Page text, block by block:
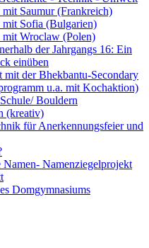
mit Saumur (Frankreich)
mit Sofia (Bulgarien)
mit Wroclaw (Polen)
der Jahrgangs 16: Ein
einüben
mit der Bhekbantu-Secondary
u.a. mit Kochaktion)
Bouldern
(kreativ)
für Anerkennungsfeier und
Namen- Namenziegelprojekt
Domgymnasiums